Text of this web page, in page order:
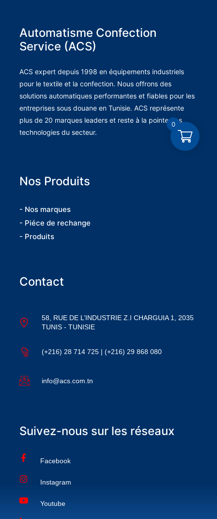
Automatisme Confection
Service (ACS)
ACS expert depuis 1998 en équipements industriels
pour le textile et la confection. Nous offrons des
solutions automatiques performantes et fiables pour les
entreprises sous douane en Tunisie. ACS représente
plus de 20 marques leaders et reste à la pointe des
technologies du secteur.
Nos Produits
- Nos marques
- Piéce de rechange
- Produits
Contact
58, RUE DE L’INDUSTRIE Z.I CHARGUIA 1, 2035
TUNIS - TUNISIE
(+216) 28 714 725 | (+216) 29 868 080
info@acs.com.tn
Suivez-nous sur les réseaux
Facebook
Instagram
Youtube
0